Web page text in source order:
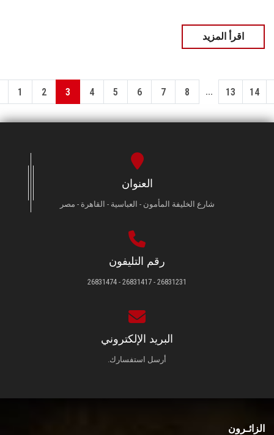
اقرأ المزيد
1 2 3 4 5 6 7 8 ... 13 14
العنوان
شارع الخليفة المأمون - العباسية - القاهرة - مصر
رقم التليفون
26831231 - 26831417 - 26831474
البريد الإلكتروني
أرسل استفسارك.
الزائـرون